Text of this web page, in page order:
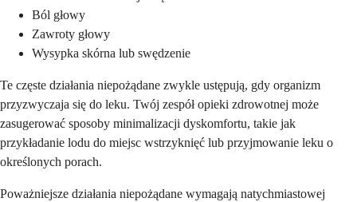
Ból głowy
Zawroty głowy
Wysypka skórna lub swędzenie
Te częste działania niepożądane zwykle ustępują, gdy organizm
przyzwyczaja się do leku. Twój zespół opieki zdrowotnej może
zasugerować sposoby minimalizacji dyskomfortu, takie jak
przykładanie lodu do miejsc wstrzyknięć lub przyjmowanie leku o
określonych porach.
Poważniejsze działania niepożądane wymagają natychmiastowej